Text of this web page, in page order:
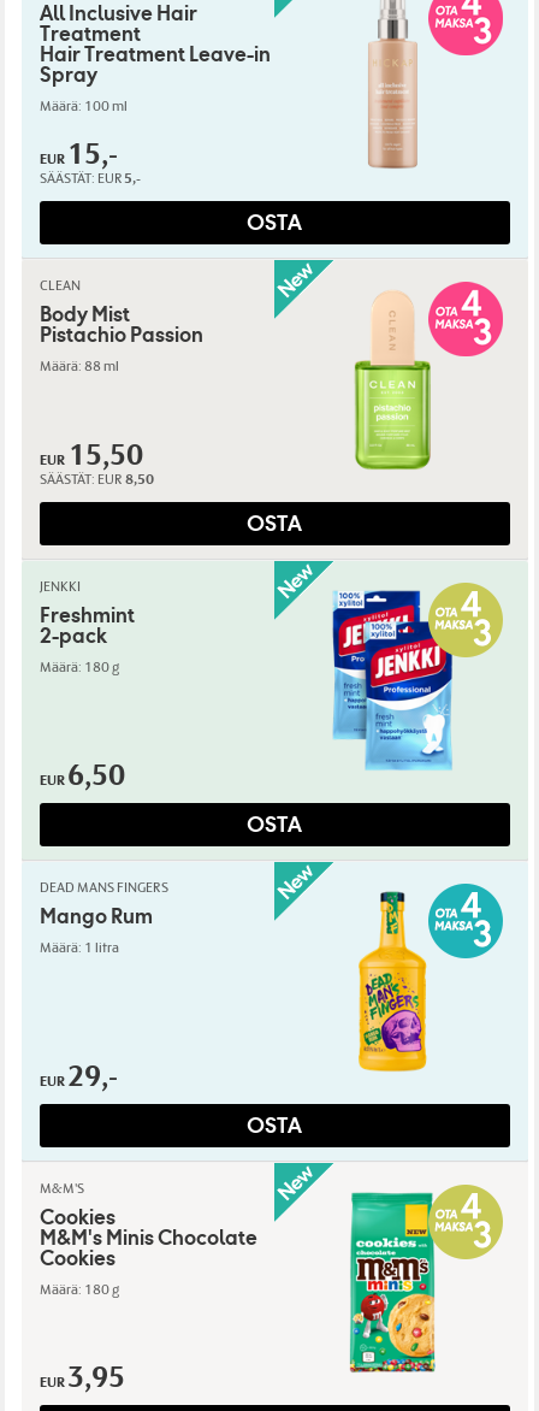
All Inclusive Hair
Treatment
Hair Treatment Leave-in
Spray
Määrä: 100 ml
EUR 15,-
SÄÄSTÄT: EUR 5,-
OSTA
CLEAN
Body Mist
Pistachio Passion
Määrä: 88 ml
EUR 15,50
SÄÄSTÄT: EUR 8,50
OSTA
JENKKI
Freshmint
2-pack
Määrä: 180 g
EUR 6,50
OSTA
DEAD MANS FINGERS
Mango Rum
Määrä: 1 litra
EUR 29,-
OSTA
M&M'S
Cookies
M&M's Minis Chocolate
Cookies
Määrä: 180 g
EUR 3,95